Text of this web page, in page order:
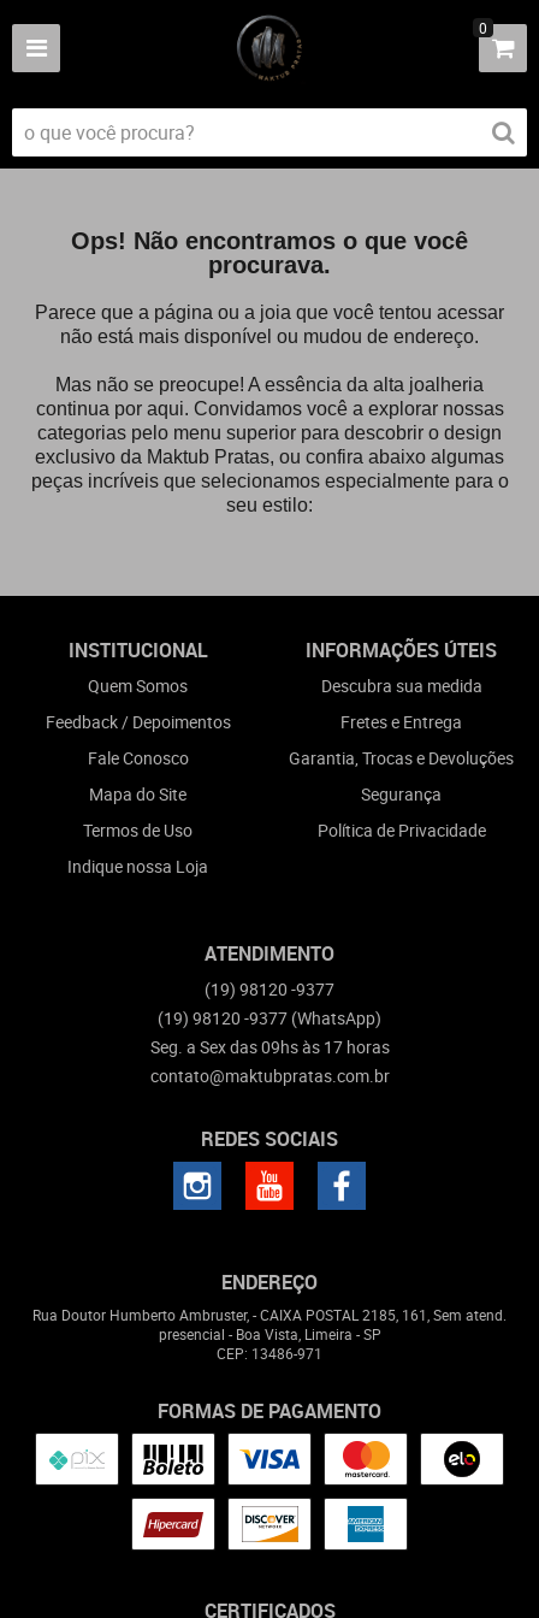
0
Ops! Não encontramos o que você
procurava.
Parece que a página ou a joia que você tentou acessar
não está mais disponível ou mudou de endereço.
Mas não se preocupe! A essência da alta joalheria
continua por aqui. Convidamos você a explorar nossas
categorias pelo menu superior para descobrir o design
exclusivo da Maktub Pratas, ou confira abaixo algumas
peças incríveis que selecionamos especialmente para o
seu estilo:
INSTITUCIONAL
Quem Somos
Feedback / Depoimentos
Fale Conosco
Mapa do Site
Termos de Uso
Indique nossa Loja
INFORMAÇÕES ÚTEIS
Descubra sua medida
Fretes e Entrega
Garantia, Trocas e Devoluções
Segurança
Política de Privacidade
ATENDIMENTO
(19) 98120 -9377
(19) 98120 -9377 (WhatsApp)
Seg. a Sex das 09hs às 17 horas
contato@maktubpratas.com.br
REDES SOCIAIS
ENDEREÇO
Rua Doutor Humberto Ambruster, - CAIXA POSTAL 2185, 161, Sem atend.
presencial - Boa Vista, Limeira -SP
CEP: 13486-971
FORMAS DE PAGAMENTO
CERTIFICADOS